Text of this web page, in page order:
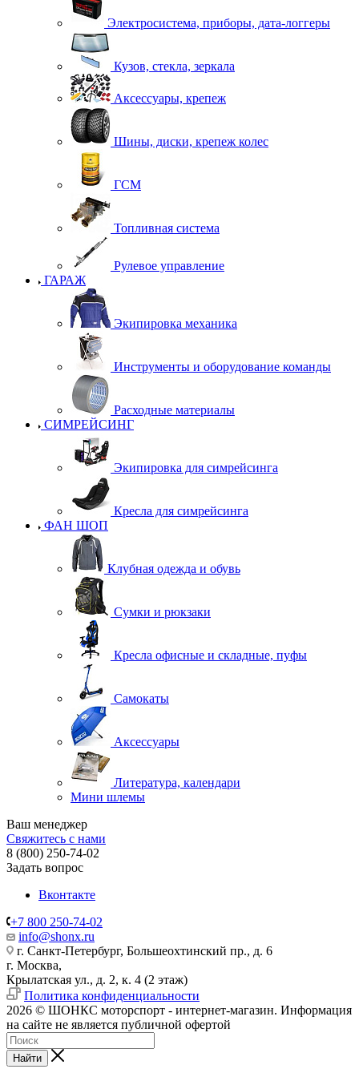
Электросистема, приборы, дата-логгеры
Кузов, стекла, зеркала
Аксессуары, крепеж
Шины, диски, крепеж колес
ГСМ
Топливная система
Рулевое управление
ГАРАЖ
Экипировка механика
Инструменты и оборудование команды
Расходные материалы
СИМРЕЙСИНГ
Экипировка для симрейсинга
Кресла для симрейсинга
ФАН ШОП
Клубная одежда и обувь
Сумки и рюкзаки
Кресла офисные и складные, пуфы
Самокаты
Аксессуары
Литература, календари
Мини шлемы
Ваш менеджер
Свяжитесь с нами
8 (800) 250-74-02
Задать вопрос
Вконтакте
+7 800 250-74-02
info@shonx.ru
г. Санкт-Петербург, Большеохтинский пр., д. 6
г. Москва,
Крылатская ул., д. 2, к. 4 (2 этаж)
Политика конфиденциальности
2026 © ШОНКС моторспорт - интернет-магазин. Информация
на сайте не является публичной офертой
Найти